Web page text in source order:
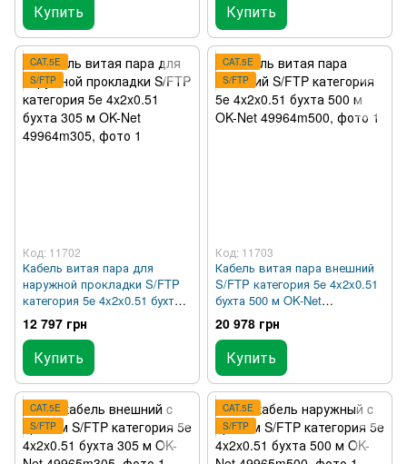
Купить Купить
CAT.5E
S/FTP
Код: 11702
Кабель витая пара для
наружной прокладки S/FTP
категория 5e 4x2x0.51 бухта
305 м OK-Net 49964m305
12 797 грн
Купить
CAT.5E
S/FTP
Код: 11703
Кабель витая пара внешний
S/FTP категория 5e 4x2x0.51
бухта 500 м OK-Net
49964m500
20 978 грн
Купить
CAT.5E
S/FTP
CAT.5E
S/FTP